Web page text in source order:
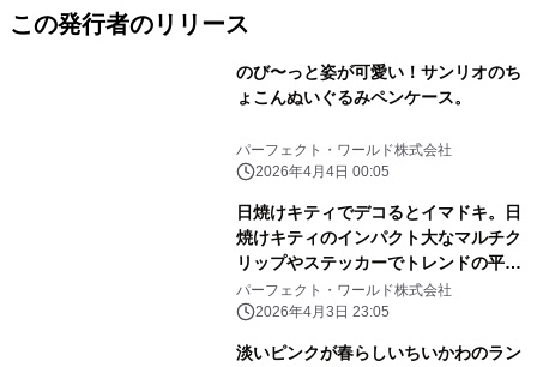
この発行者のリリース
のび〜っと姿が可愛い！サンリオのち
ょこんぬいぐるみペンケース。
パーフェクト・ワールド株式会社
2026年4月4日 00:05
日焼けキティでデコるとイマドキ。日
焼けキティのインパクト大なマルチク
リップやステッカーでトレンドの平成
レトロ感ばっちりです。
パーフェクト・ワールド株式会社
2026年4月3日 23:05
淡いピンクが春らしいちいかわのラン